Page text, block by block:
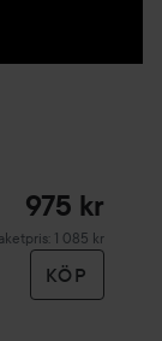
975 kr
1 085 kr
KÖP